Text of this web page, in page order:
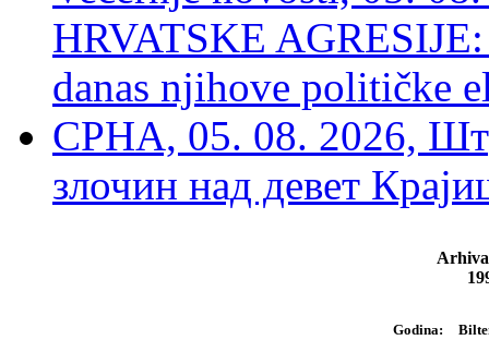
HRVATSKE
danas njihove političke
СРНА, 05. 08. 2026,
злочин над девет
Godina: